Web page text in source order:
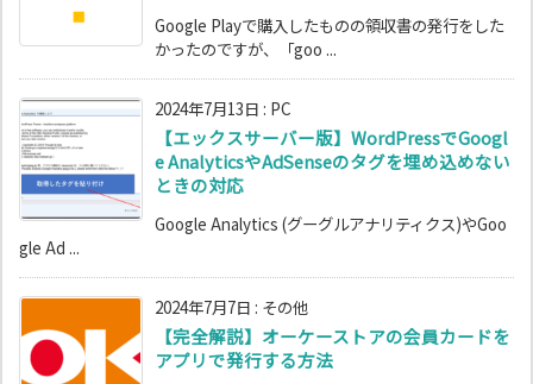
Google Playで購入したものの領収書の発行をした
かったのですが、「goo ...
2024年7月13日 : PC
【エックスサーバー版】WordPressでGoogl
e AnalyticsやAdSenseのタグを埋め込めない
ときの対応
Google Analytics (グーグルアナリティクス)やGoo
gle Ad ...
2024年7月7日 : その他
【完全解説】オーケーストアの会員カードを
アプリで発行する方法